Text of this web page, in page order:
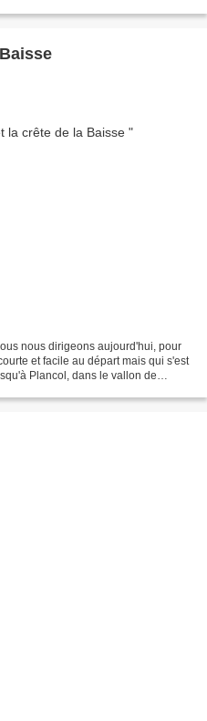
nous dirigeons aujourd'hui, pour
et facile au départ mais qui s'est
Plancol, dans le vallon de